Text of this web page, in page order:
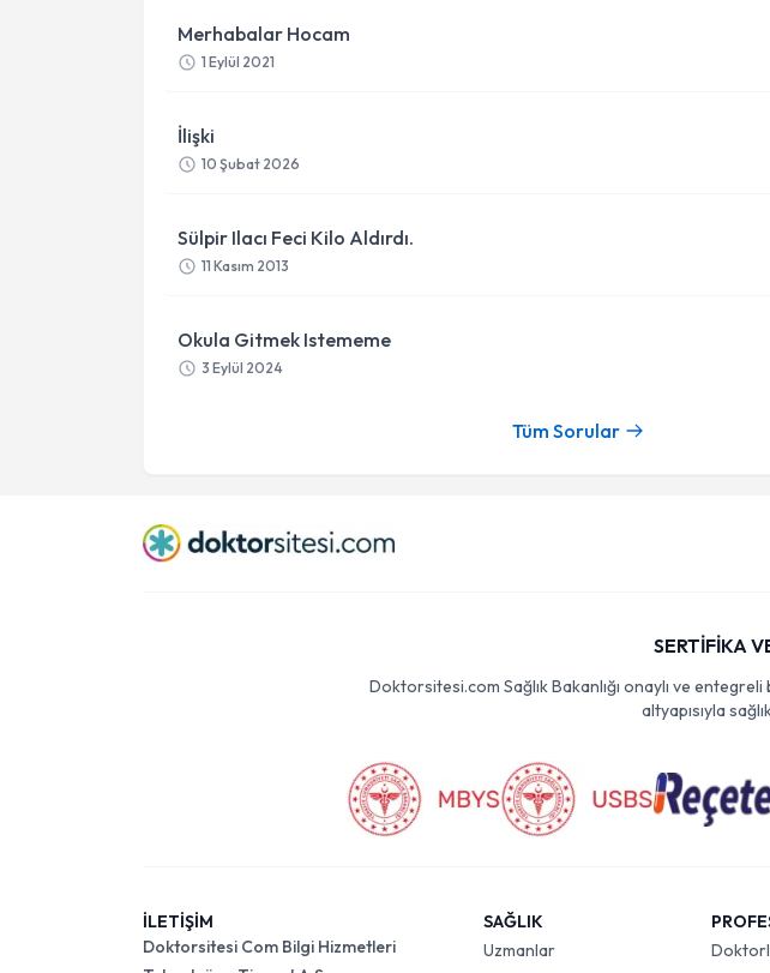
Merhabalar Hocam
1 Eylül 2021
İlişki
10 Şubat 2026
Sülpir Ilacı Feci Kilo Aldırdı.
11 Kasım 2013
Okula Gitmek Istememe
3 Eylül 2024
Tüm Sorular
SERTİFİKA
Doktorsitesi.com Sağlık Bakanlığı onaylı ve
altyapısıyla
İLETİŞİM
Doktorsitesi Com Bilgi Hizmetleri
SAĞLIK
Uzmanlar